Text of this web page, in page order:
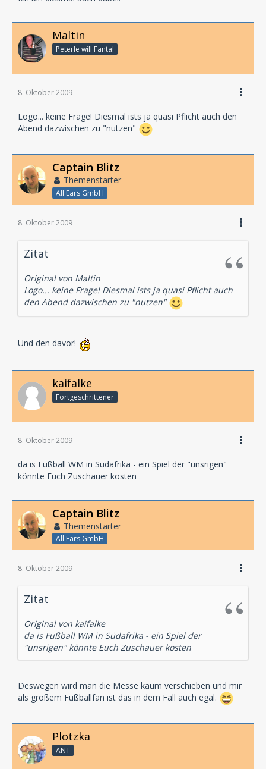
In der angesagtesten und schönsten Location für
Kultur-Events in Hamburg:
Kampnagel
http://www.kampnagel.de
Maltin
Peterle will Fanta!
8. Oktober 2009
Logo... keine Frage! Diesmal ists ja quasi Pflicht auch den
Abend dazwischen zu "nutzen"
Captain Blitz
Themenstarter
All Ears GmbH
8. Oktober 2009
Zitat
Original von Maltin
Logo... keine Frage! Diesmal ists ja quasi Pflicht auch
den Abend dazwischen zu "nutzen"
Und den davor!
kaifalke
Fortgeschrittener
8. Oktober 2009
da is Fußball WM in Südafrika - ein Spiel der "unsrigen"
könnte Euch Zuschauer kosten
Captain Blitz
Themenstarter
All Ears GmbH
8. Oktober 2009
Zitat
Original von kaifalke
da is Fußball WM in Südafrika - ein Spiel der
"unsrigen" könnte Euch Zuschauer kosten
Deswegen wird man die Messe kaum verschieben und mir
als großem Fußballfan ist das in dem Fall auch egal.
Plotzka
ANT